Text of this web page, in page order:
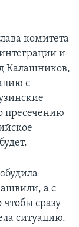
комитета
и
Калашников,
с
пресечению
а с
чтобы сразу
ситуацию.